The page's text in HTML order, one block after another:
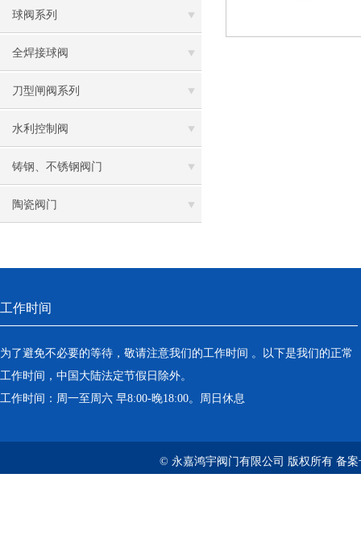
球阀系列
全焊接球阀
刀型闸阀系列
水利控制阀
铸钢、不锈钢阀门
陶瓷阀门
工作时间
为了避免不必要的等待，敬请注意我们的工作时间 。以下是我们的正常
工作时间，中国大陆法定节假日除外。
工作时间：周一至周六 早8:00-晚18:00。周日休息
© 永嘉鸿宇阀门有限公司 版权所有 备案